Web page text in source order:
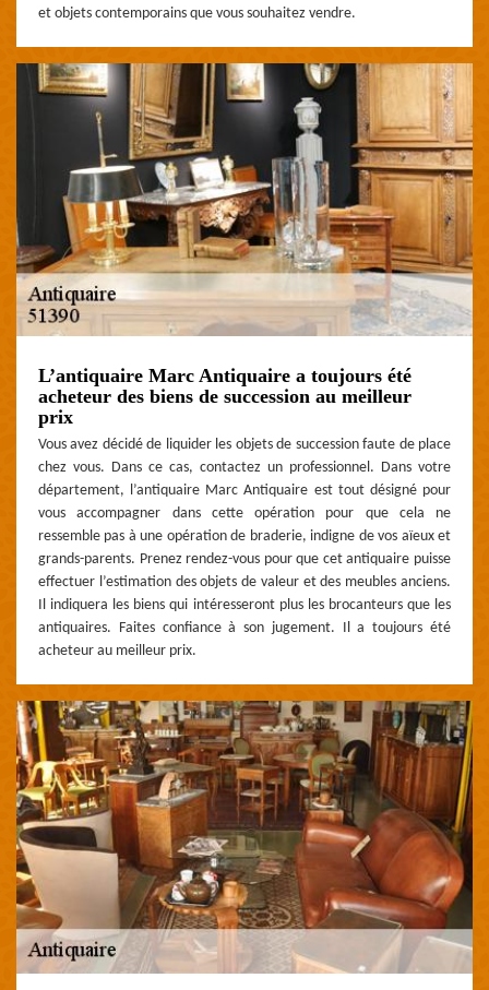
et objets contemporains que vous souhaitez vendre.
L’antiquaire Marc Antiquaire a toujours été
acheteur des biens de succession au meilleur
prix
Vous avez décidé de liquider les objets de succession faute de place
chez vous. Dans ce cas, contactez un professionnel. Dans votre
département, l’antiquaire Marc Antiquaire est tout désigné pour
vous accompagner dans cette opération pour que cela ne
ressemble pas à une opération de braderie, indigne de vos aïeux et
grands-parents. Prenez rendez-vous pour que cet antiquaire puisse
effectuer l’estimation des objets de valeur et des meubles anciens.
Il indiquera les biens qui intéresseront plus les brocanteurs que les
antiquaires. Faites confiance à son jugement. Il a toujours été
acheteur au meilleur prix.